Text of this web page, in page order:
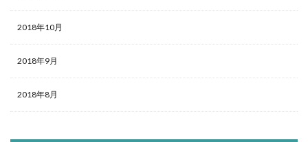
2018年10月
2018年9月
2018年8月